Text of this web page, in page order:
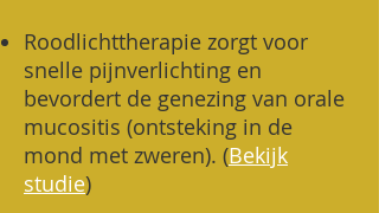
Roodlichttherapie zorgt voor
snelle pijnverlichting en
bevordert de genezing van orale
mucositis (ontsteking in de
mond met zweren). (Bekijk
studie)